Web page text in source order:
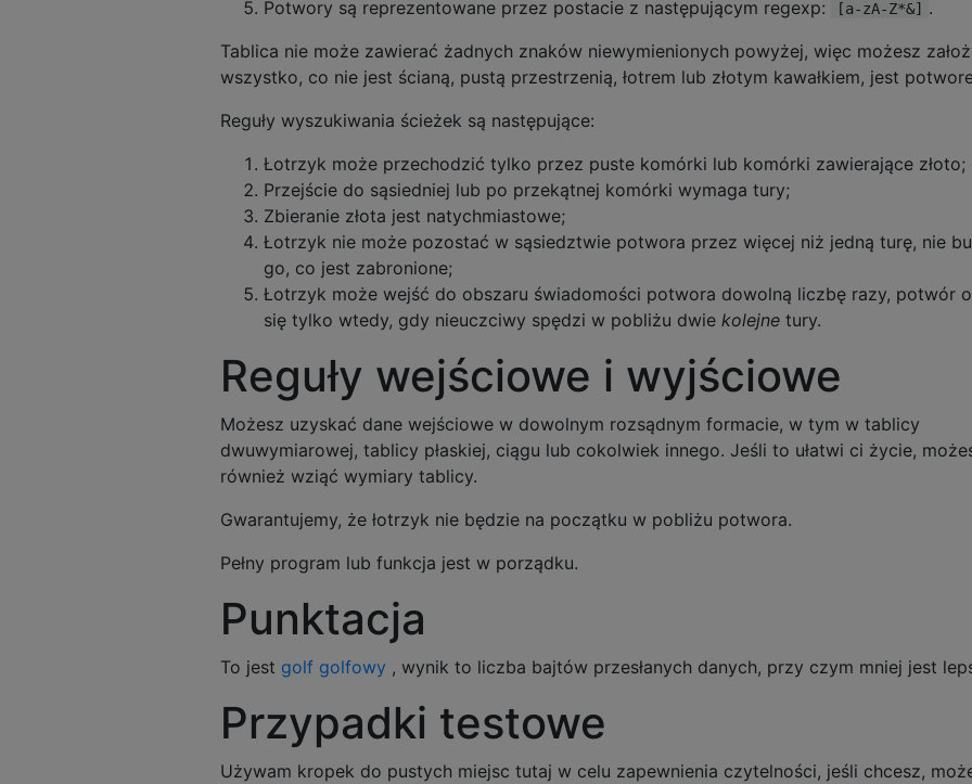
Potwory są reprezentowane przez postacie z następującym regexp:
[a-zA-Z*&] .
Tablica nie może zawierać żadnych znaków niewymienionych powyżej, więc możesz
wszystko, co nie jest ścianą, pustą przestrzenią, łotrem lub złotym kawałkiem, jest
Reguły wyszukiwania ścieżek są następujące:
Łotrzyk może przechodzić tylko przez puste komórki lub komórki zawierające złoto;
Przejście do sąsiedniej lub po przekątnej komórki wymaga tury;
Zbieranie złota jest natychmiastowe;
Łotrzyk nie może pozostać w sąsiedztwie potwora przez więcej niż jedną turę, nie
go, co jest zabronione;
Łotrzyk może wejść do obszaru świadomości potwora dowolną liczbę razy, potwór
się tylko wtedy, gdy nieuczciwy spędzi w pobliżu dwie kolejne tury.
Reguły wejściowe i wyjściowe
Możesz uzyskać dane wejściowe w dowolnym rozsądnym formacie, w tym w tablicy
dwuwymiarowej, tablicy płaskiej, ciągu lub cokolwiek innego. Jeśli to ułatwi ci życie,
również wziąć wymiary tablicy.
Gwarantujemy, że łotrzyk nie będzie na początku w pobliżu potwora.
Pełny program lub funkcja jest w porządku.
Punktacja
To jest golf golfowy , wynik to liczba bajtów przesłanych danych, przy czym mniej jest
Przypadki testowe
Używam kropek do pustych miejsc tutaj w celu zapewnienia czytelności, jeśli chcesz,